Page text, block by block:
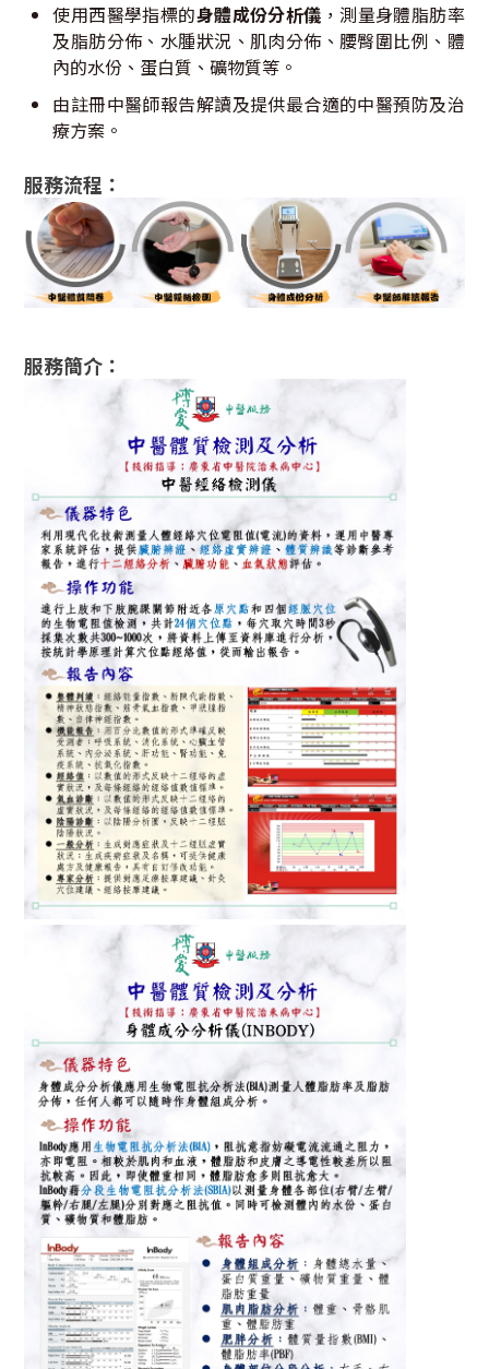
使用西醫學指標的身體成份分析儀 ，測量身體脂肪率
及脂肪分佈、水腫狀況、肌肉分佈、腰臀圍比例、體
內的水份、蛋白質、礦物質等。
由註冊中醫師報告解讀及提供最合適的中醫預防及治
療方案。
服務流程：
服務簡介：